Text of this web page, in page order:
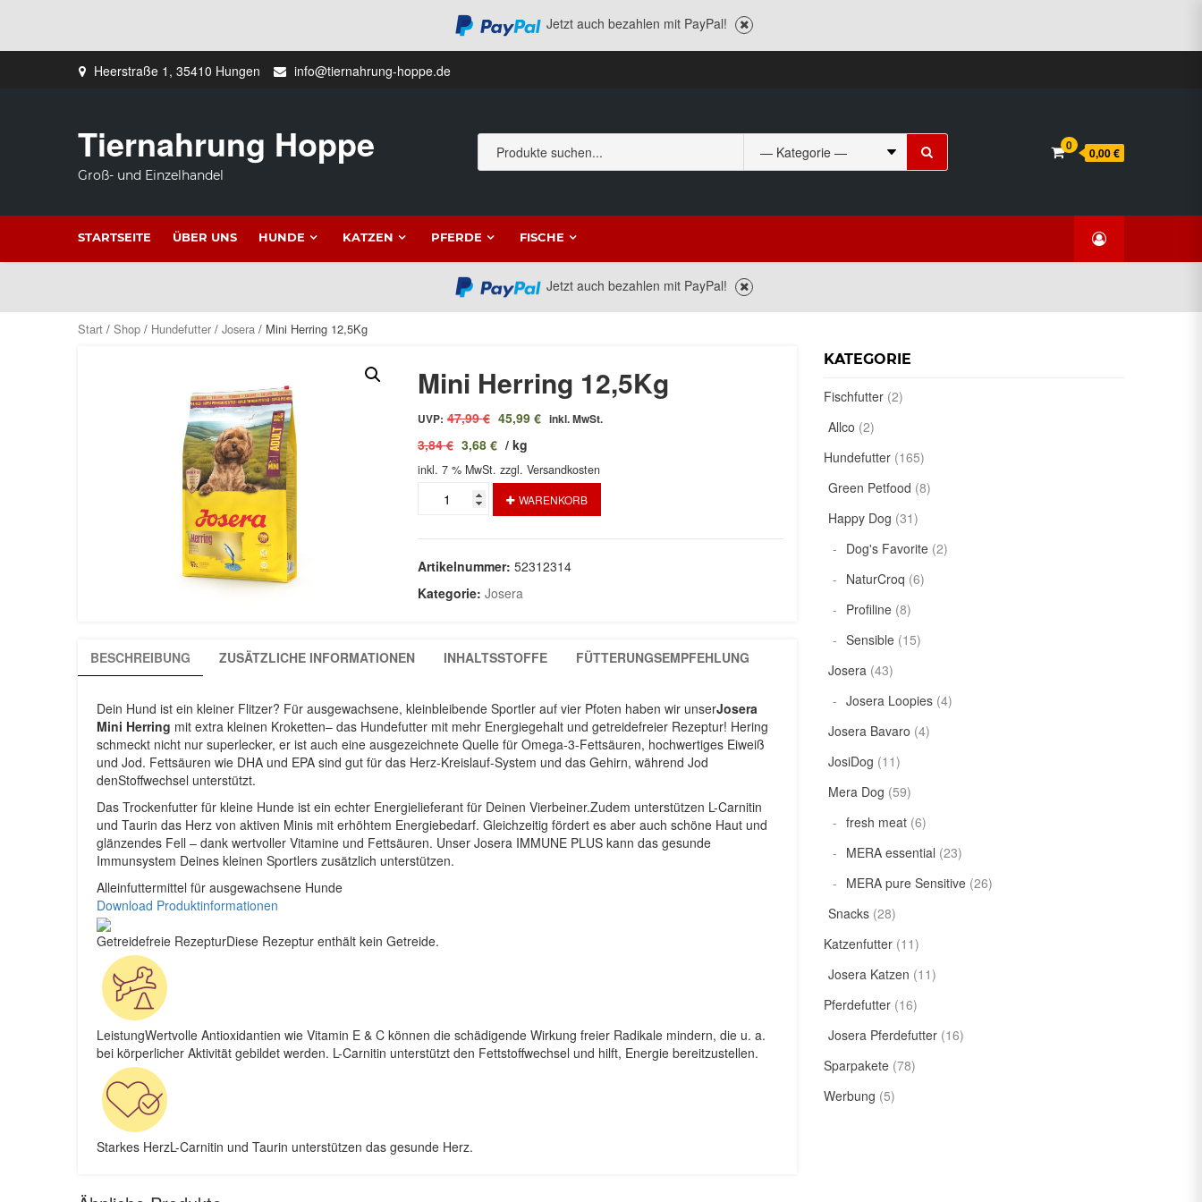
Jetzt auch bezahlen mit PayPal!
Heerstraße 1, 35410 Hungen info@tiernahrung-hoppe.de
Tiernahrung Hoppe
Groß- und Einzelhandel
Suchen
nach:
0 0,00 €
STARTSEITE ÜBER UNS HUNDE KATZEN PFERDE FISCHE
Jetzt auch bezahlen mit PayPal!
Start / Shop / Hundefutter / Josera / Mini Herring 12,5Kg
Mini Herring 12,5Kg
UVP: 47,99€ Ursprünglicher
war:
47,99 €
45,99 € Aktueller
45,99 €.
inkl. MwSt.
3,84€ 3,68 € / kg
inkl. 7 % MwSt. zzgl. Versandkosten
Herring
Menge
WARENKORB
Artikelnummer: 52312314
Kategorie: Josera
BESCHREIBUNG ZUSÄTZLICHE INFORMATIONEN INHALTSSTOFFE FÜTTERUNGSEMPFEHLUNG
Dein Hund ist ein kleiner Flitzer? Für ausgewachsene, kleinbleibende Sportler auf vier Pfoten haben wir unserJosera
Mini Herring mit extra kleinen Kroketten– das Hundefutter mit mehr Energiegehalt und getreidefreier Rezeptur! Hering
schmeckt nicht nur superlecker, er ist auch eine ausgezeichnete Quelle für Omega-3-Fettsäuren, hochwertiges Eiweiß
und Jod. Fettsäuren wie DHA und EPA sind gut für das Herz-Kreislauf-System und das Gehirn, während Jod
denStoffwechsel unterstützt.
Das Trockenfutter für kleine Hunde ist ein echter Energielieferant für Deinen Vierbeiner.Zudem unterstützen L-Carnitin
und Taurin das Herz von aktiven Minis mit erhöhtem Energiebedarf. Gleichzeitig fördert es aber auch schöne Haut und
glänzendes Fell – dank wertvoller Vitamine und Fettsäuren. Unser Josera IMMUNE PLUS kann das gesunde
Immunsystem Deines kleinen Sportlers zusätzlich unterstützen.
Alleinfuttermittel für ausgewachsene Hunde
Download Produktinformationen
Getreidefreie RezepturDiese Rezeptur enthält kein Getreide.
LeistungWertvolle Antioxidantien wie Vitamin E & C können die schädigende Wirkung freier Radikale mindern, die u. a.
bei körperlicher Aktivität gebildet werden. L-Carnitin unterstützt den Fettstoffwechsel und hilft, Energie bereitzustellen.
Starkes HerzL-Carnitin und Taurin unterstützen das gesunde Herz.
KATEGORIE
Fischfutter (2)
Allco (2)
Hundefutter (165)
Green Petfood (8)
Happy Dog (31)
Dog's Favorite (2)
NaturCroq (6)
Profiline (8)
Sensible (15)
Josera (43)
Josera Loopies (4)
Josera Bavaro (4)
JosiDog (11)
Mera Dog (59)
fresh meat (6)
MERA essential (23)
MERA pure Sensitive (26)
Snacks (28)
Katzenfutter (11)
Josera Katzen (11)
Pferdefutter (16)
Josera Pferdefutter (16)
Sparpakete (78)
Werbung (5)